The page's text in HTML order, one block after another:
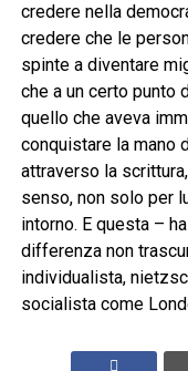
credere nella
credere che le
spinte a diventare
che a un certo punto
quello che aveva
conquistare la mano
attraverso la
senso, non solo per
intorno. E questa –
differenza non
individualista,
socialista come